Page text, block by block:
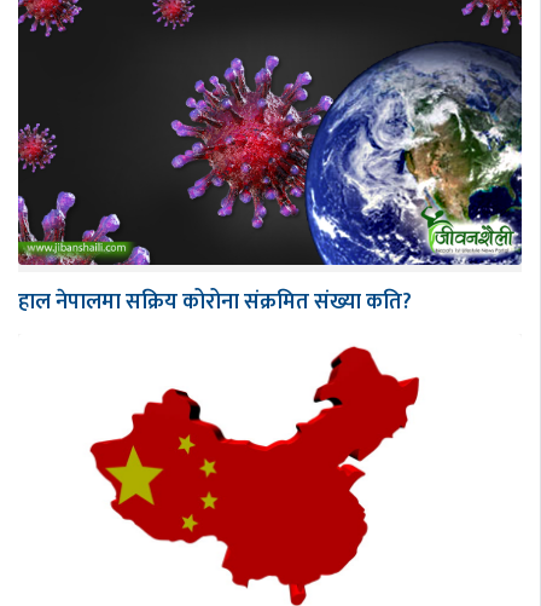
हाल नेपालमा सक्रिय कोरोना संक्रमित संख्या कति?